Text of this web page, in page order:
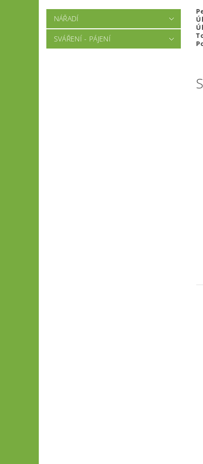
NÁŘADÍ
SVÁŘENÍ - PÁJENÍ
P
P